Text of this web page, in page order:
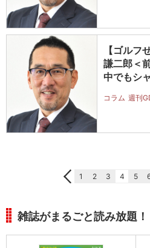
【ゴルフ
謙二郎＜
中でもシ
コラム 週刊
1 2 3 4 5
雑誌がまるごと読み放題！